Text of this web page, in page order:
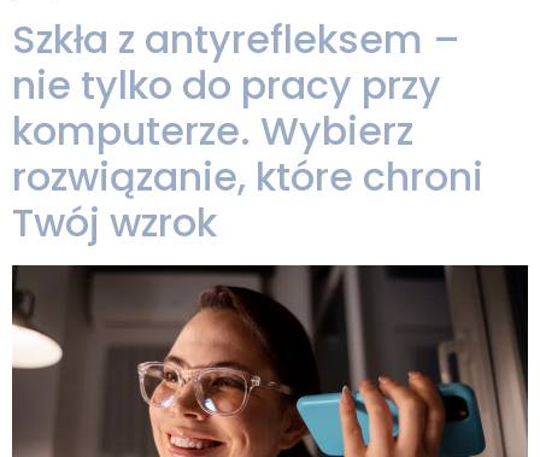
Szkła z antyrefleksem –
nie tylko do pracy przy
komputerze. Wybierz
rozwiązanie, które chroni
Twój wzrok